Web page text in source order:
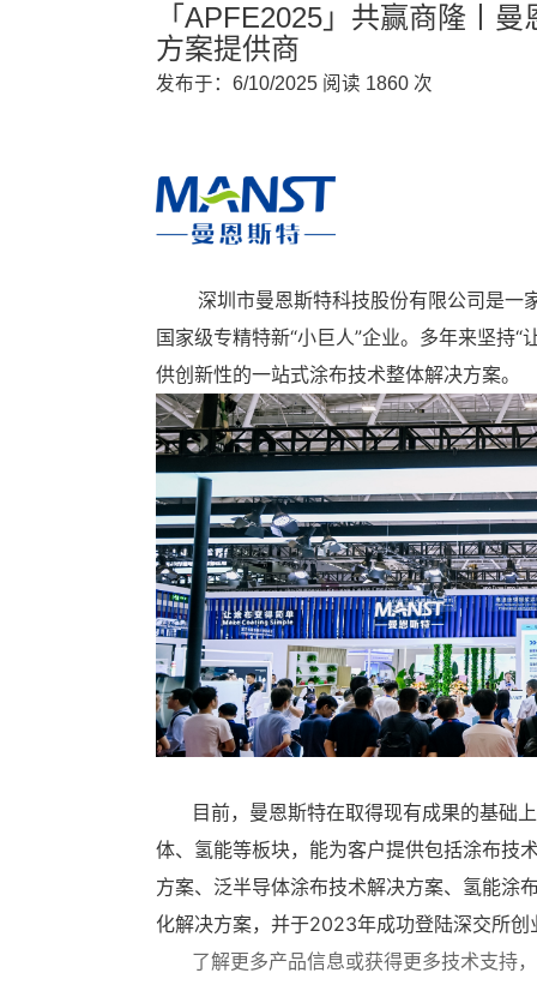
「APFE2025」共赢商隆丨
方案提供商
发布于：6/10/2025 阅读 1860 次
深圳市曼恩斯特科技股份有限公司是一
国家级专精特新“小巨人”企业。多年来坚持
供创新性的一站式涂布技术整体解决方案。
目前，曼恩斯特在取得现有成果的基础
体、氢能等板块，能为客户提供包括涂布技
方案、泛半导体涂布技术解决方案、氢能涂
化解决方案，并于2023年成功登陆深交所
了解更多产品信息或获得更多技术支持